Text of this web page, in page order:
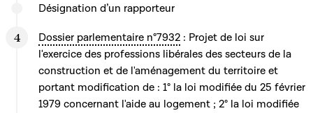
Désignation d’un rapporteur
Dossier parlementaire n°7932 : Projet de loi sur
l'exercice des professions libérales des secteurs de la
construction et de l'aménagement du territoire et
portant modification de : 1° la loi modifiée du 25 février
1979 concernant l'aide au logement ; 2° la loi modifiée